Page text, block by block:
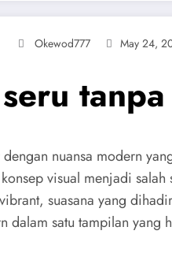
Okewod777 May 24,
nuansa modern
visual menjadi
suasana yang
dalam satu tampilan yang